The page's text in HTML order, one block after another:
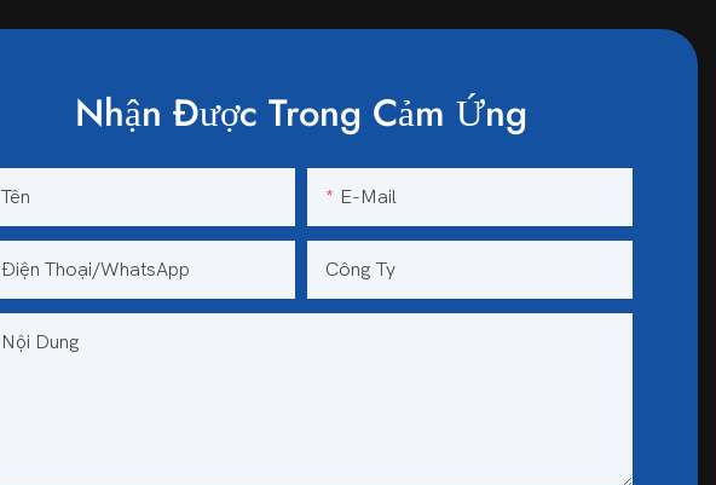
Nhận Được Trong Cảm Ứng
Tên E-Mail
Điện Thoại/WhatsApp Công Ty
Nội Dung